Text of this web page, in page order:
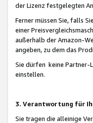
der Lizenz festgelegten
Ferner müssen Sie, falls
einer
außerhalb der Amazon-
angeben, zu dem das
Sie dürfen keine Partner-
einstellen.
3. Verantwortung für
Sie tragen die alleinige